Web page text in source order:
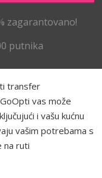
zagarantovano!
putnika
transfer
vas može
i vašu kućnu
vašim potrebama s
na ruti